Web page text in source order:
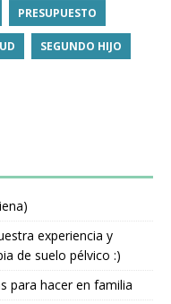
PRESUPUESTO
SEGUNDO HIJO
experiencia y
de suelo pélvico :)
para hacer en familia